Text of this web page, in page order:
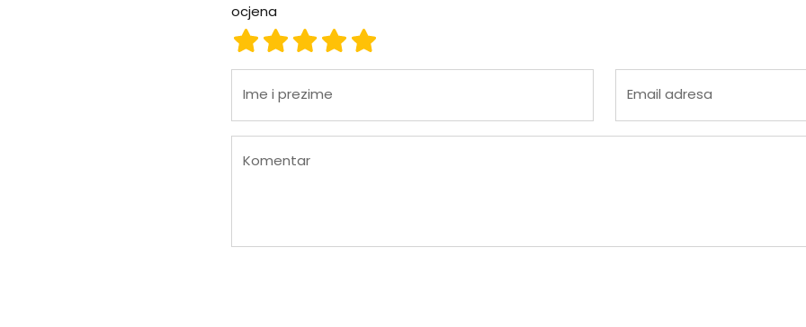
ocjena
ocjena 5
ocjena 4
ocjena 3
ocjena 2
ocjena 1
Ime i prezime Email adresa
Komentar